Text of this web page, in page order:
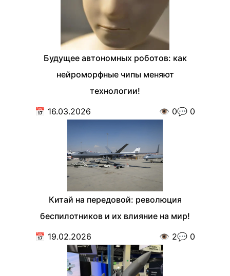
Будущее автономных роботов: как
нейроморфные чипы меняют
технологии!
📅 16.03.2026 👁️ 0💬 0
Китай на передовой: революция
беспилотников и их влияние на мир!
📅 19.02.2026 👁️ 2💬 0